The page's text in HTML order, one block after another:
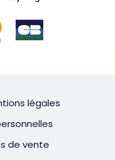
légales
de vente